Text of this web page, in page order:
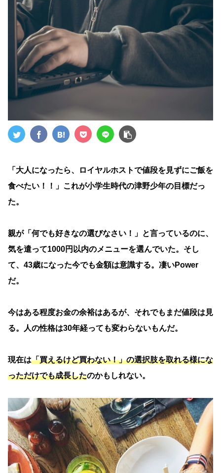
「大人になったら、ロイヤルホストで値段を見ずにご飯を
食べたい！！」これが小学生時代の津野少年の目標だっ
た。
親が「何でも好きなの選びなさい！」と言っているのに、
気を遣って1000円以内のメニューを選んでいた。そし
て、43歳になった今でも金額は意識する。凄いPower
だ。
今はある程度お金の余裕はあるが、それでもまだ値段は見
る。人の性格は30年経っても変わらないもんだ。
現在は「買えるけど買わない！」の選択肢を取れる様にな
っただけでも成長したのかもしれない。